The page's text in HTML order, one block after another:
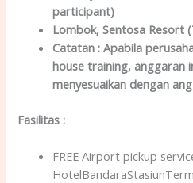
participant)
Lombok, Sentosa Resort
Catatan : Apabila
house training, anggaran
menyesuaikan dengan
Fasilitas :
FREE Airport pickup